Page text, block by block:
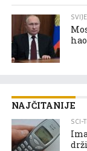
NAJČITANIJE
SCI-